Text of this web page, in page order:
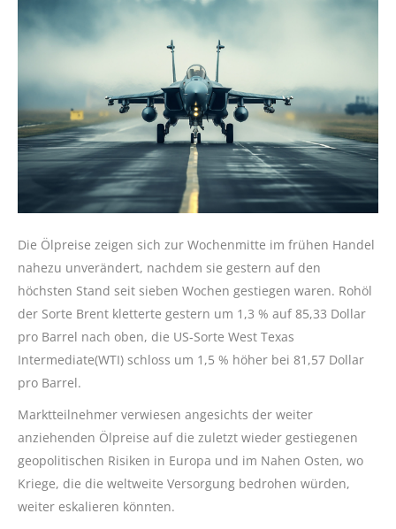
Die Ölpreise zeigen sich zur Wochenmitte im frühen Handel
nahezu unverändert, nachdem sie gestern auf den
höchsten Stand seit sieben Wochen gestiegen waren. Rohöl
der Sorte Brent kletterte gestern um 1,3 % auf 85,33 Dollar
pro Barrel nach oben, die US-Sorte West Texas
Intermediate(WTI) schloss um 1,5 % höher bei 81,57 Dollar
pro Barrel.
Marktteilnehmer verwiesen angesichts der weiter
anziehenden Ölpreise auf die zuletzt wieder gestiegenen
geopolitischen Risiken in Europa und im Nahen Osten, wo
Kriege, die die weltweite Versorgung bedrohen würden,
weiter eskalieren könnten.